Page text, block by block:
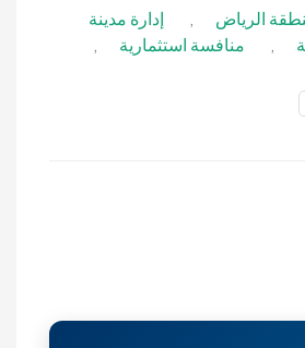
الرياض
إدارة مدينة
منافسة استثمارية